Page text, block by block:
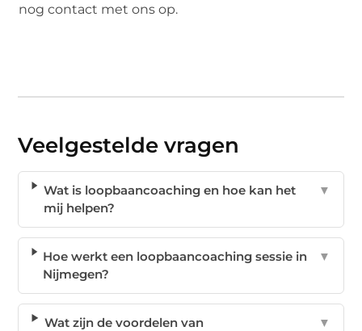
nog contact met ons op.
Veelgestelde vragen
Wat is loopbaancoaching en hoe kan het
mij helpen?
▼
Hoe werkt een loopbaancoaching sessie in
Nijmegen?
▼
Wat zijn de voordelen van
▼